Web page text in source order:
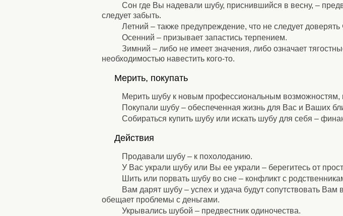
Сон где Вы надевали шубу, приснившийся в весну, –
следует забыть.
Летний – также предупреждение, что не следует
Осенний – призывает запастись терпением.
Зимний – либо не имеет значения, либо означает
необходимостью навестить кого-то.
Мерить, покупать
Мерить шубу к новым профессиональным
Покупали шубу – обеспеченная жизнь для Вас и Ваших
Собираться купить шубу или искать шубу для себя –
Действия
Продавали шубу – к похолоданию.
У Вас украли шубу или Вы ее украли – берегитесь от
Шить или порвать шубу во сне – конфликт с
Вам дарят шубу – успех и удача будут сопутствовать
обещает проблемы с деньгами.
Укрывались шубой – предвестник одиночества.